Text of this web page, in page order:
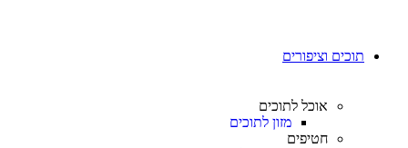
תוכים וציפורים
אוכל לתוכים
מזון לתוכים
חטיפים